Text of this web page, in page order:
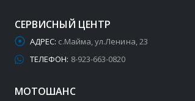
СЕРВИСНЫЙ ЦЕНТР
АДРЕС: с.Майма, ул.Ленина, 23
ТЕЛЕФОН: 8-923-663-0820
МОТОШАНС